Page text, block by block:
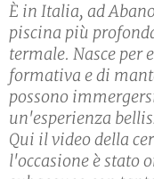
È in Italia, ad
piscina più
termale. Nasce per
formativa e di
possono
un'esperienza
Qui il video della
l'occasione è stato